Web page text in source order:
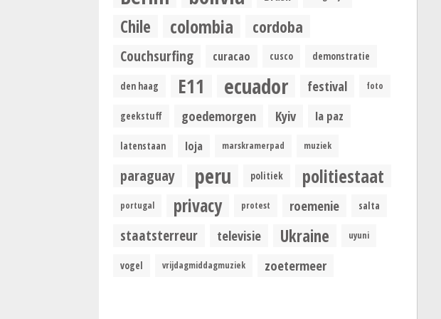
Chile colombia cordoba
Couchsurfing curacao cusco demonstratie
den haag E11 ecuador festival foto
geekstuff goedemorgen Kyiv la paz
latenstaan loja marskramerpad muziek
paraguay peru politiek politiestaat
portugal privacy protest roemenie salta
staatsterreur televisie Ukraine uyuni
vogel vrijdagmiddagmuziek zoetermeer